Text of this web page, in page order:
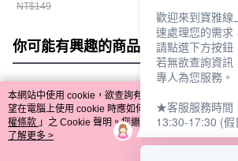
NT$149
你可能有興趣的商品 全站排行
熱門標籤
本網站中使用 cookie，欲查詢有關本網站使用 cookie
望在電腦上使用 cookie 時應如何變更電腦的 cookie 設
權條款 」之 Cookie 聲明。您繼續使用本網站即表示
用條款之 Cookie 聲明使用 cookie。
了解更多 >
歡迎來到寶雅線
速處理您的需求
請點選下方按鈕
若無欲查詢資訊
專人為您服務。
★客服服務時間
13:30-17:30 (